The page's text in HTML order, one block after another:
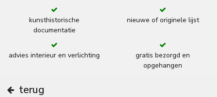
kunsthistorische
documentatie
nieuwe of originele lijst
advies interieur en verlichting
gratis bezorgd en
opgehangen
terug